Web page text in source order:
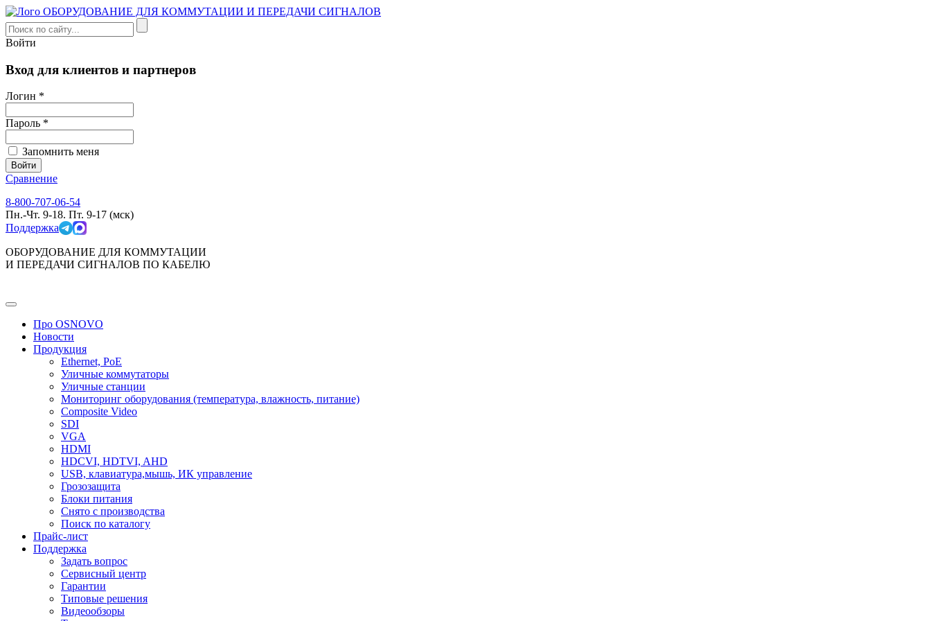
Войти
Вход для клиентов и партнеров
Логин *
Пароль *
Запомнить меня
Сравнение
8-800-707-06-54
Пн.-Чт. 9-18. Пт. 9-17 (мск)
Поддержка
ОБОРУДОВАНИЕ ДЛЯ КОММУТАЦИИ
И ПЕРЕДАЧИ СИГНАЛОВ ПО КАБЕЛЮ
Про OSNOVO
Новости
Продукция
Ethernet, PoE
Уличные коммутаторы
Уличные станции
Мониторинг оборудования (температура, влажность, питание)
Composite Video
SDI
VGA
HDMI
HDCVI, HDTVI, AHD
USB, клавиатура,мышь, ИК управление
Грозозащита
Блоки питания
Снято с производства
Поиск по каталогу
Прайс-лист
Поддержка
Задать вопрос
Сервисный центр
Гарантии
Типовые решения
Видеообзоры